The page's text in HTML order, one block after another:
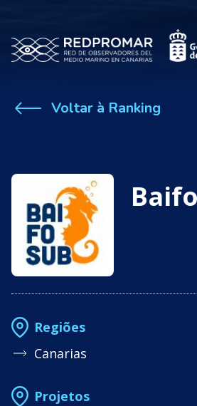
Voltar à Ranking
Regiões
Canarias
Projetos